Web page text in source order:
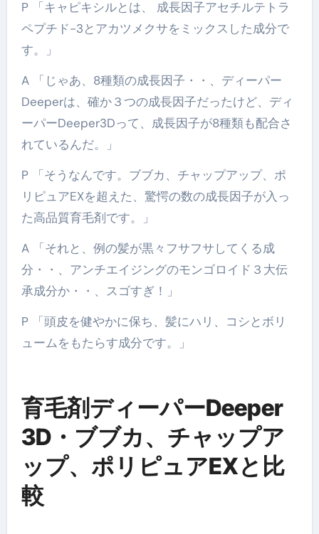
P 「キャピキシルとは、 成長因子アセチルテトラ
ペプチド-3とアカツメクサをミックスした成分で
す。」
A 「じゃあ、8種類の成長因子・・、ディーパー
Deeperは、確か３つの成長因子だったけど、ディ
ーパーDeeper3Dって、成長因子が8種類も配合さ
れているんだ。」
P 「そうなんです。ブブカ、チャップアップ、ポ
リピュアEXを超えた、驚愕の数の成長因子が入っ
た高品質育毛剤です。」
A 「それと、例の髪が黒々フサフサしてくる成
分・・、アンチエイジングのモンゴロイド３大伝
承成分か・・、スゴすぎ！」
P 「頭皮を健やかに保ち、髪にハリ、コシとボリ
ュームをもたらす成分です。」
育毛剤ディーパーDeeper
3D・ブブカ、チャップア
ップ、ポリピュアEXと比
較